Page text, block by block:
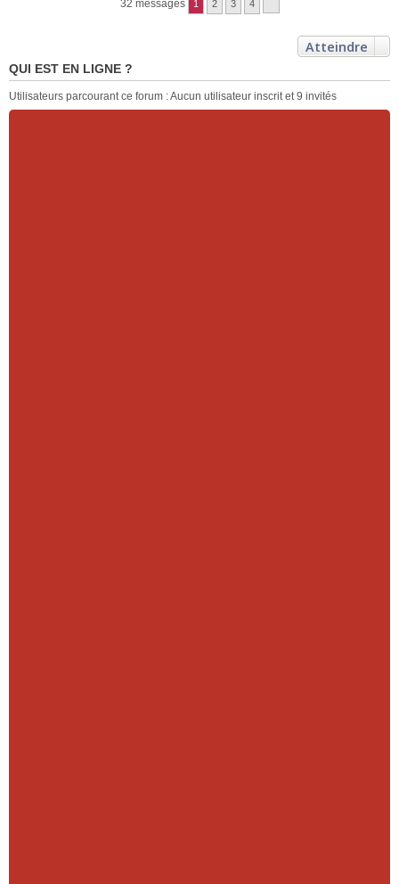
32 messages 1 2 3 4
Atteindre
QUI EST EN LIGNE ?
Utilisateurs parcourant ce forum : Aucun utilisateur inscrit et 9 invités